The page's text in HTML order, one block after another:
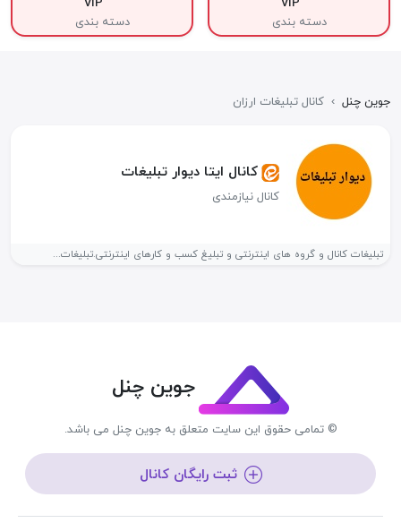
VIP
دسته بندی
VIP
دسته بندی
جوین چنل › کانال تبلیغات ارزان
کانال ایتا دیوار تبلیغات
کانال نیازمندی
تبلیغات کانال و گروه های اینترنتی و تبلیغ کسب و کارهای اینترنتی.تبلیغات...
جوین چنل
© تمامی حقوق این سایت متعلق به جوین چنل می باشد.
ثبت رایگان کانال